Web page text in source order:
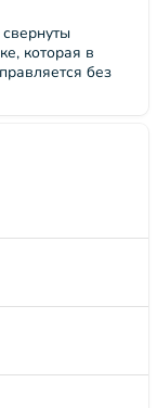
которая в
без